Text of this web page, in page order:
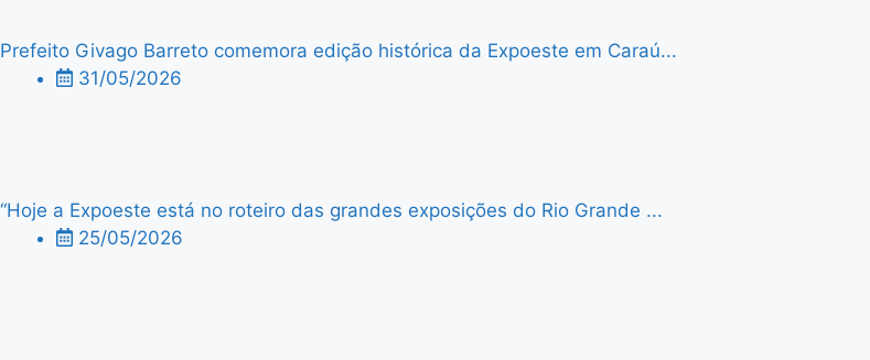
Prefeito Givago Barreto comemora edição histórica da Expoeste em Caraú...
31/05/2026
“Hoje a Expoeste está no roteiro das grandes exposições do Rio Grande ...
25/05/2026